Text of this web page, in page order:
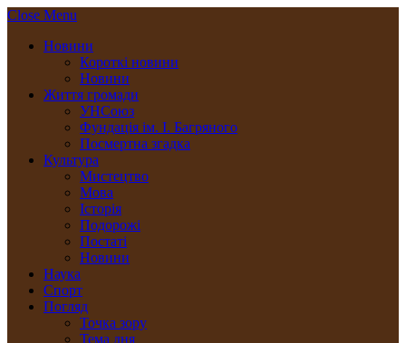
Close Menu
Новини
Короткі новини
Новини
Життя громади
УНСоюз
Фундація ім. І. Багряного
Посмертна згадка
Культура
Мистецтво
Мова
Історія
Подорожі
Постаті
Новини
Наука
Спорт
Погляд
Точка зору
Тема дня